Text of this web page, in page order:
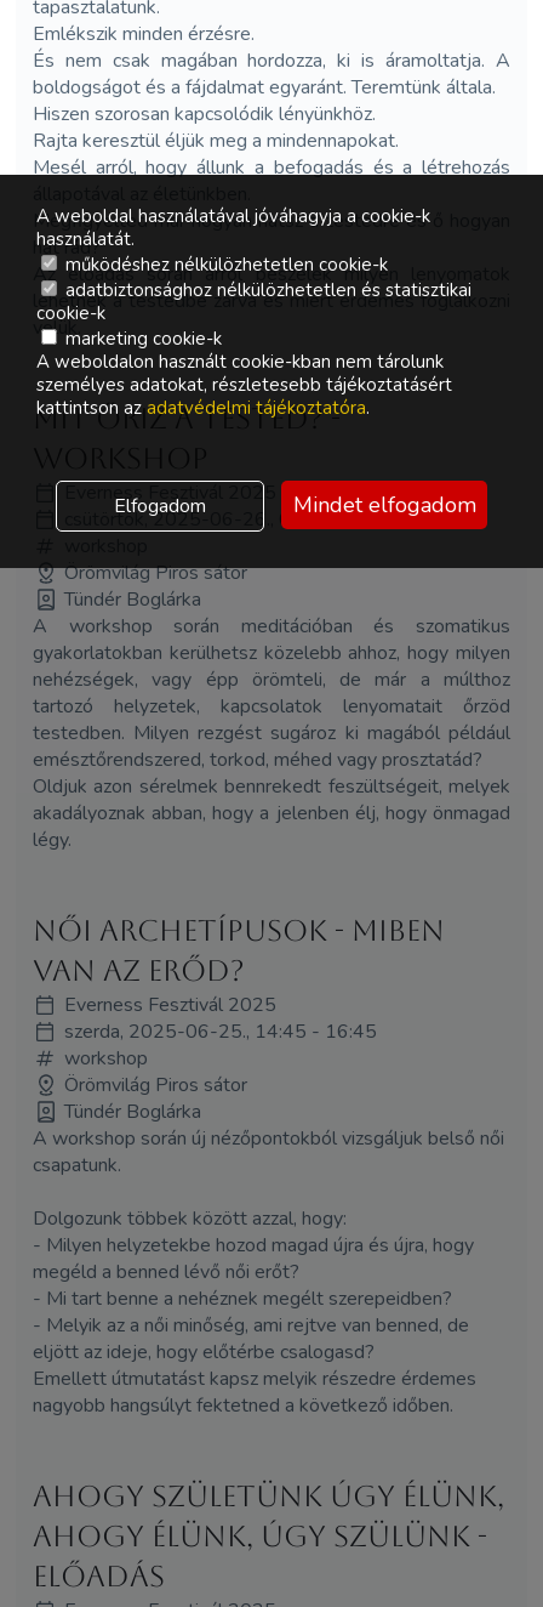
tapasztalatunk.
Emlékszik minden érzésre.
És nem csak magában hordozza, ki is áramoltatja. A
boldogságot és a fájdalmat egyaránt. Teremtünk általa.
Hiszen szorosan kapcsolódik lényünkhöz.
Rajta keresztül éljük meg a mindennapokat.
Mesél arról, hogy állunk a befogadás és a létrehozás
Megfigyelted már hogyan hatsz a testedre és ő hogyan
hat rád?
Az előadás során arról beszélek milyen lenyomatok
lehetnek a testedbe zárva és miért érdemes foglalkozni
velük.
Mit őriz a tested? -
Everness Fesztivál 2025
csütörtök, 2025-06-26., 08:00 - 10:30
Örömvilág Piros sátor
Tündér Boglárka
A workshop során meditációban és szomatikus
gyakorlatokban kerülhetsz közelebb ahhoz, hogy milyen
nehézségek, vagy épp örömteli, de már a múlthoz
tartozó helyzetek, kapcsolatok lenyomatait őrzöd
testedben. Milyen rezgést sugároz ki magából például
emésztőrendszered, torkod, méhed vagy prosztatád?
Oldjuk azon sérelmek bennrekedt feszültségeit, melyek
akadályoznak abban, hogy a jelenben élj, hogy önmagad
légy.
Női archetípusok - miben
van az erőd?
Everness Fesztivál 2025
szerda, 2025-06-25., 14:45 - 16:45
workshop
Örömvilág Piros sátor
Tündér Boglárka
A workshop során új nézőpontokból vizsgáljuk belső női
csapatunk.
Dolgozunk többek között azzal, hogy:
- Milyen helyzetekbe hozod magad újra és újra, hogy
megéld a benned lévő női erőt?
- Mi tart benne a nehéznek megélt szerepeidben?
- Melyik az a női minőség, ami rejtve van benned, de
eljött az ideje, hogy előtérbe csalogasd?
Emellett útmutatást kapsz melyik részedre érdemes
nagyobb hangsúlyt fektetned a következő időben.
Ahogy születünk úgy élünk,
ahogy élünk, úgy szülünk -
előadás
A weboldal használatával jóváhagyja a cookie-k
használatát.
működéshez nélkülözhetetlen cookie-k
adatbiztonsághoz nélkülözhetetlen és statisztikai
cookie-k
marketing cookie-k
A weboldalon használt cookie-kban nem tárolunk
személyes adatokat, részletesebb tájékoztatásért
kattintson az adatvédelmi tájékoztatóra.
Elfogadom Mindet elfogadom